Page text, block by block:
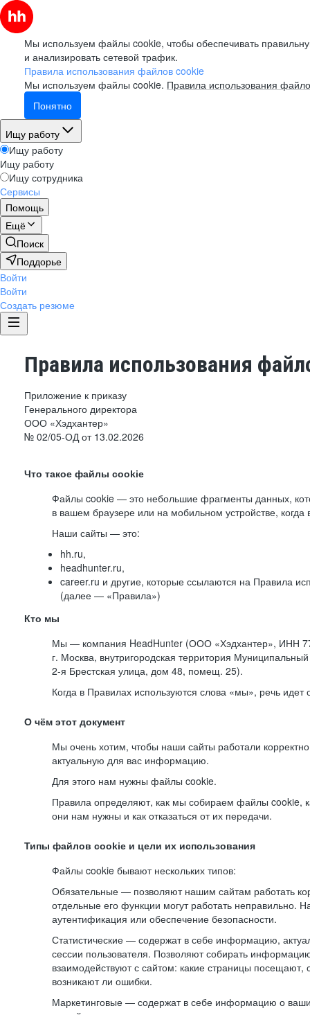
Мы используем файлы cookie, чтобы обеспечивать
и анализировать сетевой трафик.
Правила использования файлов cookie
Мы используем файлы cookie. Правила использования
Понятно
Ищу работу
Ищу работу
Ищу работу
Ищу сотрудника
Сервисы
Помощь
Ещё
Поиск
Поддорье
Войти
Войти
Создать резюме
Правила использования
Приложение к приказу
Генерального директора
ООО «Хэдхантер»
№ 02/05-ОД от 13.02.2026
Что такое файлы cookie
Файлы cookie — это небольшие фрагменты данных,
в вашем браузере или на мобильном устройстве,
Наши сайты — это:
hh.ru,
headhunter.ru,
career.ru и другие, которые ссылаются на Правила
(далее — «Правила»)
Кто мы
Мы — компания HeadHunter (ООО «Хэдхантер», ИНН
г. Москва, внутригородская территория Муниципальный
2-я Брестская улица, дом 48, помещ. 25).
Когда в Правилах используются слова «мы», речь
О чём этот документ
Мы очень хотим, чтобы наши сайты работали
актуальную для вас информацию.
Для этого нам нужны файлы cookie.
Правила определяют, как мы собираем файлы cookie,
они нам нужны и как отказаться от их передачи.
Типы файлов cookie и цели их использования
Файлы cookie бывают нескольких типов:
Обязательные — позволяют нашим сайтам работать
отдельные его функции могут работать неправильно.
аутентификация или обеспечение безопасности.
Статистические — содержат в себе информацию,
сессии пользователя. Позволяют собирать
взаимодействуют с сайтом: какие страницы посещают,
возникают ли ошибки.
Маркетинговые — содержат в себе информацию о